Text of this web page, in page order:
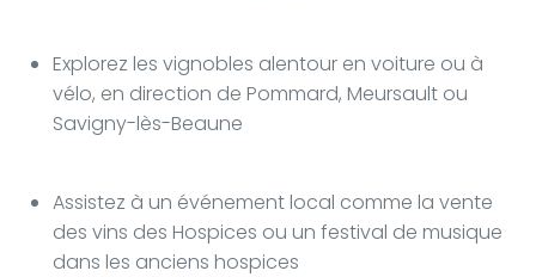
Explorez les vignobles alentour en voiture ou à
vélo, en direction de Pommard, Meursault ou
Savigny-lès-Beaune
Assistez à un événement local comme la vente
des vins des Hospices ou un festival de musique
dans les anciens hospices